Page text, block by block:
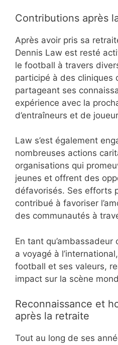
Contributions après
Après avoir pris sa
Dennis Law est resté
le football à travers
participé à des cliniques
partageant ses
expérience avec la
d’entraîneurs et de
Law s’est également
nombreuses actions
organisations qui
jeunes et offrent des
défavorisés. Ses efforts
contribué à favoriser
des communautés à
En tant
a voyagé à
football et ses valeurs,
impact sur la scène
Reconnaissance et
après la retraite
Tout au long de ses